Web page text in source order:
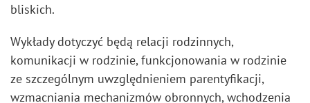
bliskich.
Wykłady dotyczyć będą relacji rodzinnych,
komunikacji w rodzinie, funkcjonowania w rodzinie
ze szczególnym uwzględnieniem parentyfikacji,
wzmacniania mechanizmów obronnych, wchodzenia